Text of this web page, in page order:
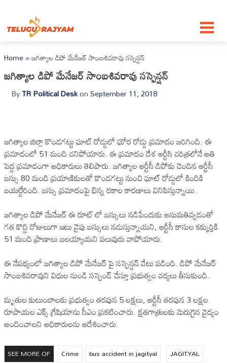
Home»జగిత్యాల డిపో మేనేజర్ సాంబశివరావు సస్పెన్షన్
జగిత్యాల డిపో మేనేజర్ సాంబశివరావు సస్పెన్షన్
ByTR Political DeskonSeptember 11, 2018
జగిత్యాల జిల్లా కొండగట్టు ఘాట్ రోడ్డులో ఘోర రోడ్డు ప్రమాదం జరిగింది. ఈ
ప్రమాదంలో 51 మంది చనిపోయారు. ఈ ప్రమాదం దేశ ఆర్టీసి చరిత్రలోనే అతి
పెద్ద ప్రమాదంగా అధికారులు తెలిపారు. జగిత్యాల ఆర్టీసీ డిపోకు చెందిన ఆర్టీసీ
బస్సు 80 మంది ప్రయాణికులతో కొండగట్టు నుంచి ఘాట్ రోడ్డులో కిందికి
బయల్దేరింది. బస్సు ప్రమాదంపై భిన్న రకాల కారణాలు వినిపిస్తున్నాయి.
జగిత్యాల డిపో మేనేజర్ ఈ రూట్ లో బస్సులు నడిపేందుకు అనుమతివ్వడంతో
గత కొద్ది రోజులుగా ఇటు వైపు బస్సులు నడుస్తున్నాయని, ఆర్టీసీ కాసుల కక్కుర్తికి
51 మంది ప్రాణాలు బలయ్యాయని పలువురు వాపోయారు.
ఈ నేపథ్యంలో జగిత్యాల డిపో మేనేజర్ పై సస్పెన్షన్ వేటు పడింది. డిపో మేనేజర్
సాంబశివరావుని విధుల నుండి సస్పెండ్ చేస్తూ ప్రభుత్వం చర్యలు తీసుకుంది.
మృతుల కుటుంబాలకు ప్రభుత్వం తరపున 5 లక్షలు, ఆర్టీసీ తరపున 3 లక్షల
రూపాయల ఎక్స్ గ్రేషియాను సీఎం ప్రకటించారు. క్షతగాత్రులకు మెరుగైన వైద్యం
అందించాలని అధికారులను ఆదేశించారు.
SEE MORE OF Crime bus accident in jagityal
JAGITYAL